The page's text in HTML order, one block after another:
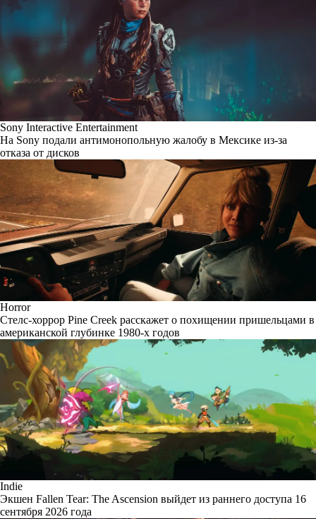
Sony Interactive Entertainment
На Sony подали антимонопольную жалобу в Мексике из-за
отказа от дисков
Horror
Стелс-хоррор Pine Creek расскажет о похищении пришельцами в
американской глубинке 1980-х годов
Indie
Экшен Fallen Tear: The Ascension выйдет из раннего доступа 16
сентября 2026 года